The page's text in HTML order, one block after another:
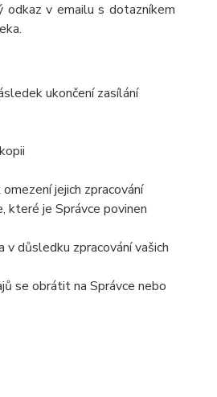
v emailu s dotazníkem
ukončení zasílání
jejich zpracování
které je Správce povinen
v důsledku zpracování vašich
se obrátit na Správce nebo